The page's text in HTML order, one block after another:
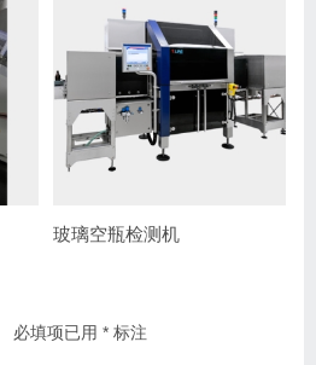
玻璃空瓶检测机
必填项已用 * 标注